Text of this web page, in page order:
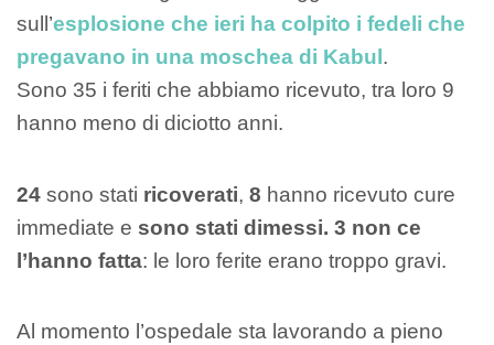
sull’esplosione che ieri ha colpito i fedeli che
pregavano in una moschea di Kabul .
Sono 35 i feriti che abbiamo ricevuto, tra loro 9
hanno meno di diciotto anni.
24 sono stati ricoverati, 8 hanno ricevuto cure
immediate e sono stati dimessi. 3 non ce
l’hanno fatta: le loro ferite erano troppo gravi.
Al momento l’ospedale sta lavorando a pieno